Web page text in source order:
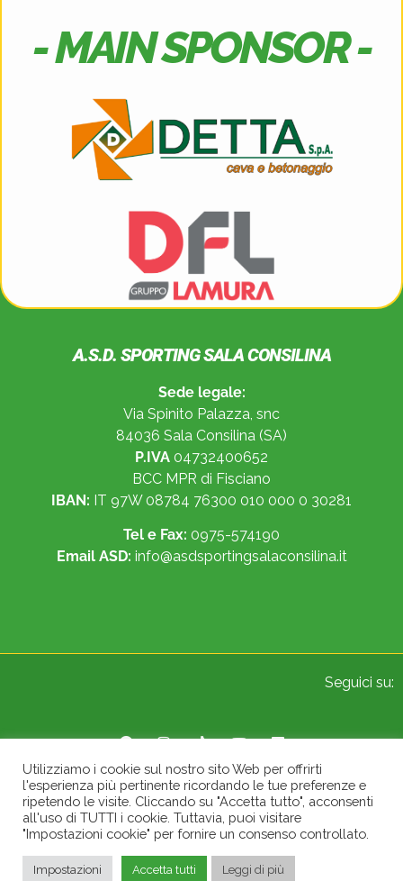
- MAIN SPONSOR -
A.S.D. SPORTING SALA CONSILINA
Sede legale:
Via Spinito Palazza, snc
84036 Sala Consilina (SA)
P.IVA 04732400652
BCC MPR di Fisciano
IBAN: IT 97W 08784 76300 010 000 0 30281
Tel e Fax: 0975-574190
Email ASD: info@asdsportingsalaconsilina.it
Seguici su:
© 2022 Sporting A.S.D. Sala Consilina. All Rights Reserved.
Utilizziamo i cookie sul nostro sito Web per offrirti
l'esperienza più pertinente ricordando le tue preferenze e
ripetendo le visite. Cliccando su "Accetta tutto", acconsenti
all'uso di TUTTI i cookie. Tuttavia, puoi visitare
"Impostazioni cookie" per fornire un consenso controllato.
Impostazioni Accetta tutti Leggi di più